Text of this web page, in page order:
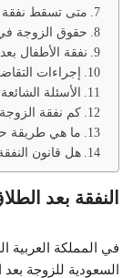
متى تسقط نفقة
حقوق الزوجة في
نفقة الأطفال
إجراءات
الأسئلة
كم نفقة
ما هي طريقة
هل قانون
النفقة بعد
في المملكة العربية
السعودية للزوجة